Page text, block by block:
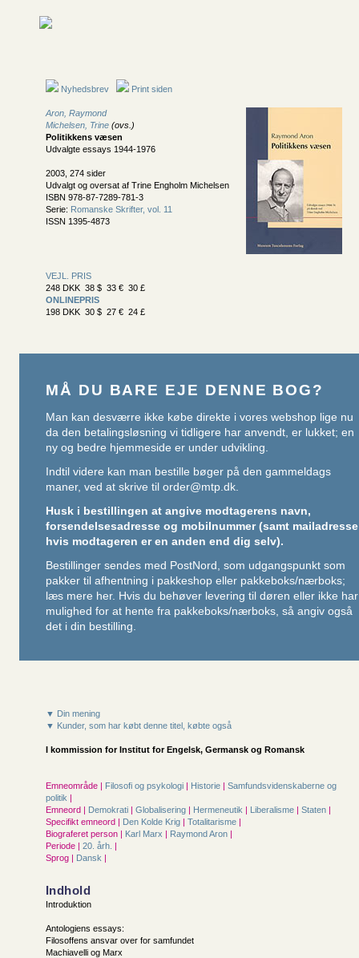
Nyhedsbrev Print siden
Aron, Raymond
Michelsen, Trine (ovs.)
Politikkens væsen
Udvalgte essays 1944-1976
2003, 274 sider
Udvalgt og oversat af Trine Engholm Michelsen
ISBN 978-87-7289-781-3
Serie: Romanske Skrifter, vol. 11
ISSN 1395-4873
VEJL. PRIS
248 DKK 38 $ 33 € 30 £
ONLINEPRIS
198 DKK 30 $ 27 € 24 £
MÅ DU BARE EJE DENNE BOG?
Man kan desværre ikke købe direkte i vores webshop lige nu
da den betalingsløsning vi tidligere har anvendt, er lukket; en
ny og bedre hjemmeside er under udvikling.
Indtil videre kan man bestille bøger på den gammeldags
maner, ved at skrive til order@mtp.dk.
Husk i bestillingen at angive modtagerens navn,
forsendelsesadresse og mobilnummer (samt mailadresse
hvis modtageren er en anden end dig selv).
Bestillinger sendes med PostNord, som udgangspunkt som
pakker til afhentning i pakkeshop eller pakkeboks/nærboks;
læs mere her. Hvis du behøver levering til døren eller ikke har
mulighed for at hente fra pakkeboks/nærboks, så angiv også
det i din bestilling.
▼ Din mening
▼ Kunder, som har købt denne titel, købte også
I kommission forInstitut for Engelsk, Germansk og Romansk
Emneområde | Filosofi og psykologi | Historie | Samfunds­videnskaberne og
politik |
Emneord | Demokrati | Globalisering | Hermeneutik | Liberalisme | Staten |
Specifikt emneord | Den Kolde Krig | Totalitarisme |
Biograferet person | Karl Marx | Raymond Aron |
Periode | 20. årh. |
Sprog | Dansk |
Indhold
Introduktion
Antologiens essays:
Filosoffens ansvar over for samfundet
Machiavelli og Marx